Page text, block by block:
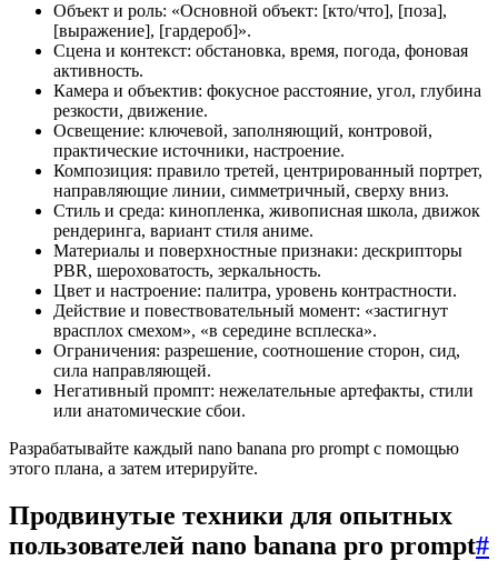
Объект и роль: «Основной объект: [кто/что], [поза],
[выражение], [гардероб]».
Сцена и контекст: обстановка, время, погода, фоновая
активность.
Камера и объектив: фокусное расстояние, угол, глубина
резкости, движение.
Освещение: ключевой, заполняющий, контровой,
практические источники, настроение.
Композиция: правило третей, центрированный портрет,
направляющие линии, симметричный, сверху вниз.
Стиль и среда: кинопленка, живописная школа, движок
рендеринга, вариант стиля аниме.
Материалы и поверхностные признаки: дескрипторы
PBR, шероховатость, зеркальность.
Цвет и настроение: палитра, уровень контрастности.
Действие и повествовательный момент: «застигнут
врасплох смехом», «в середине всплеска».
Ограничения: разрешение, соотношение сторон, сид,
сила направляющей.
Негативный промпт: нежелательные артефакты, стили
или анатомические сбои.
Разрабатывайте каждый nano banana pro prompt с помощью
этого плана, а затем итерируйте.
Продвинутые техники для опытных
пользователей nano banana pro prompt#